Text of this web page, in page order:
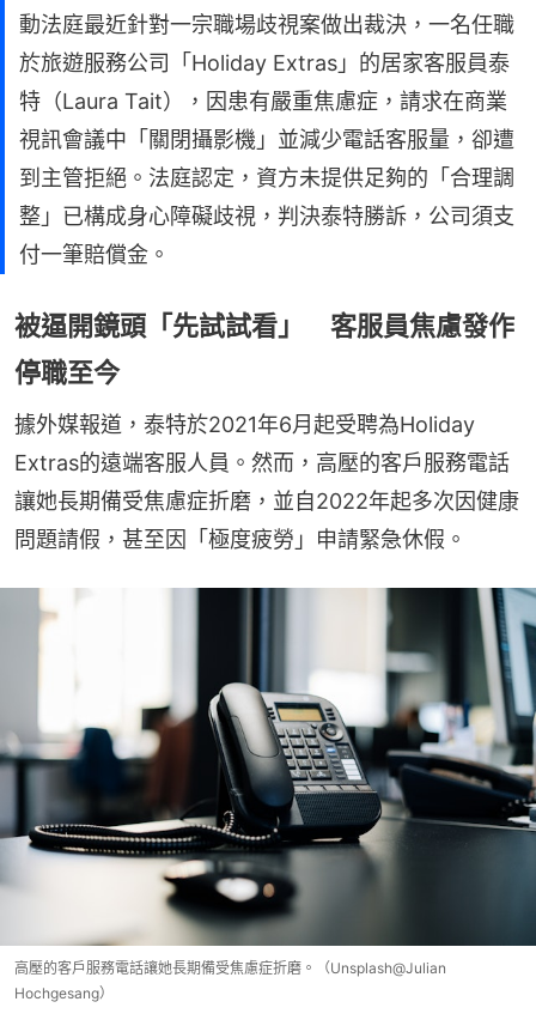
動法庭最近針對一宗職場歧視案做出裁決，一名任職
於旅遊服務公司「Holiday Extras」的居家客服員泰
特（Laura Tait），因患有嚴重焦慮症，請求在商業
視訊會議中「關閉攝影機」並減少電話客服量，卻遭
到主管拒絕。法庭認定，資方未提供足夠的「合理調
整」已構成身心障礙歧視，判決泰特勝訴，公司須支
付一筆賠償金。
被逼開鏡頭「先試試看」 客服員焦慮發作
停職至今
據外媒報道，泰特於2021年6月起受聘為Holiday
Extras的遠端客服人員。然而，高壓的客戶服務電話
讓她長期備受焦慮症折磨，並自2022年起多次因健康
問題請假，甚至因「極度疲勞」申請緊急休假。
高壓的客戶服務電話讓她長期備受焦慮症折磨。（Unsplash@Julian
Hochgesang）